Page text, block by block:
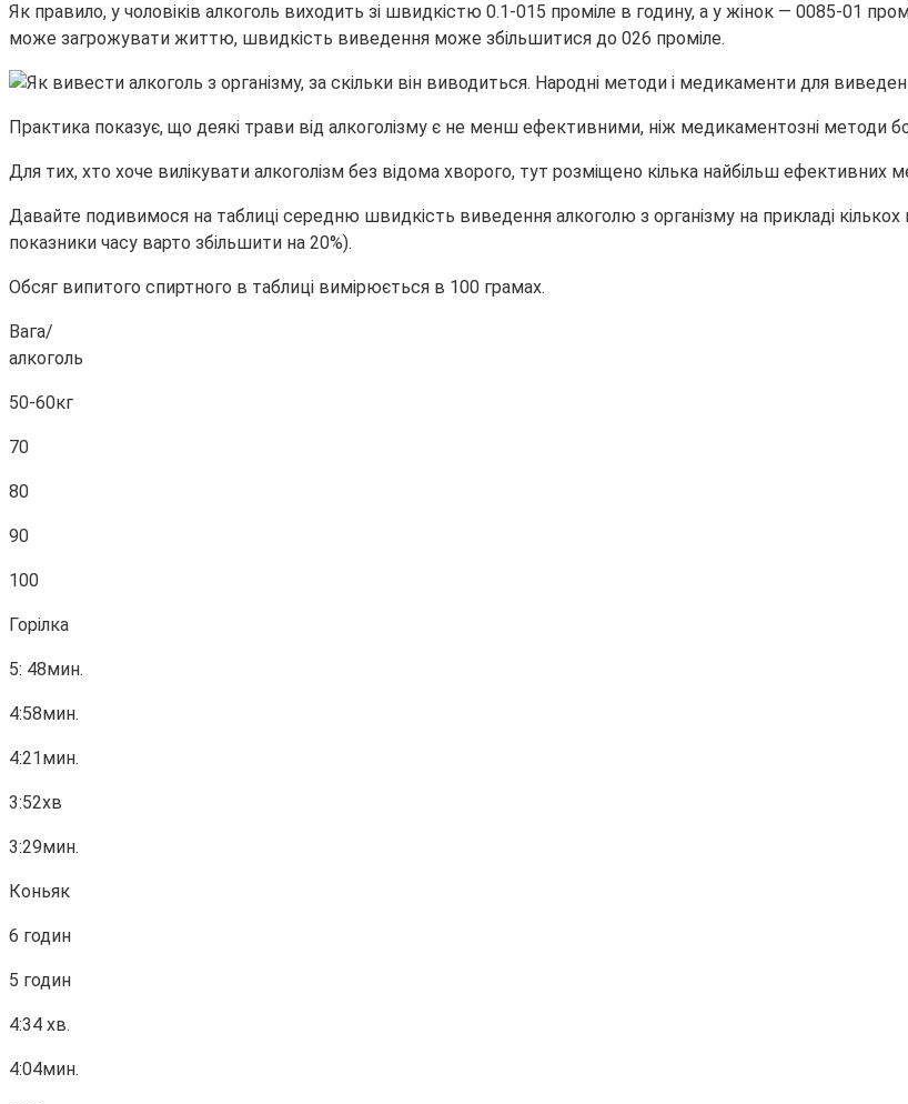
Як правило, у чоловіків алкоголь виходить зі швидкістю 0.1-015 проміле в годину, а у жінок — 0085-01
може загрожувати життю, швидкість виведення може збільшитися до 026 проміле.
Практика показує, що деякі трави від алкоголізму є не менш ефективними, ніж медикаментозні методи
Для тих, хто хоче вилікувати алкоголізм без відома хворого, тут розміщено кілька найбільш ефективних
Давайте подивимося на таблиці середню швидкість виведення алкоголю з організму на прикладі кількох
показники часу варто збільшити на 20%).
Обсяг випитого спиртного в таблиці вимірюється в 100 грамах.
Вага/
алкоголь
50-60кг
70
80
90
100
Горілка
5: 48мин.
4:58мин.
4:21мин.
3:52хв
3:29мин.
Коньяк
6 годин
5 годин
4:34 хв.
4:04мин.